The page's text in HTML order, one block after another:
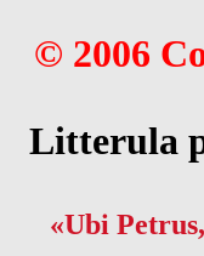
© 2006
Litterula
«Ubi